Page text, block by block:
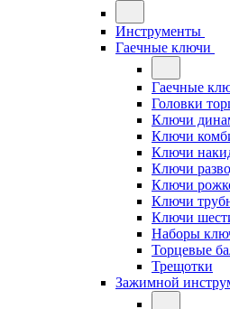
Инструменты
Гаечные ключи
Гаечные
Головки
Ключи
Ключи
Ключи
Ключи
Ключи
Ключи
Ключи
Наборы
Торцевые
Трещотки
Зажимной